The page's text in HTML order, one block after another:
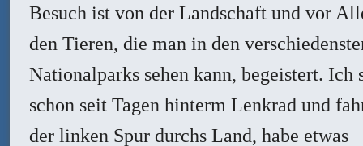
Besuch ist von der Landschaft und vor
den Tieren, die man in den
Nationalparks sehen kann, begeistert. Ich
schon seit Tagen hinterm Lenkrad und
der linken Spur durchs Land, habe etwas